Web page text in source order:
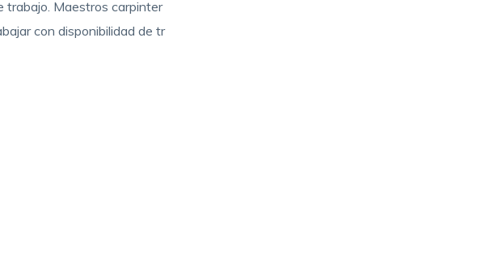
trabajo. Maestros carpinter
con disponibilidad de tr